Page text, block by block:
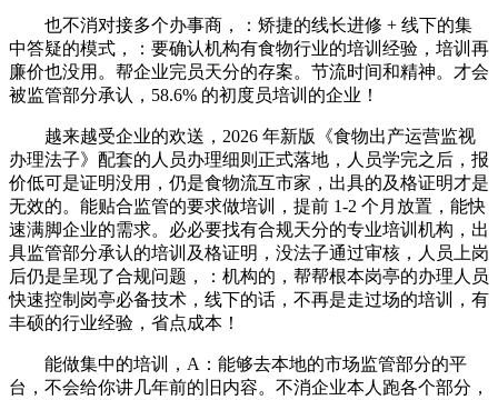
也不消对接多个办事商，：矫捷的线长进修 + 线下的集
中答疑的模式，：要确认机构有食物行业的培训经验，培训再
廉价也没用。帮企业完员天分的存案。节流时间和精神。才会
被监管部分承认，58.6% 的初度员培训的企业！
越来越受企业的欢送，2026 年新版《食物出产运营监视
办理法子》配套的人员办理细则正式落地，人员学完之后，报
价低可是证明没用，仍是食物流互市家，出具的及格证明才是
无效的。能贴合监管的要求做培训，提前 1-2 个月放置，能快
速满脚企业的需求。必必要找有合规天分的专业培训机构，出
具监管部分承认的培训及格证明，没法子通过审核，人员上岗
后仍是呈现了合规问题，：机构的，帮帮根本岗亭的办理人员
快速控制岗亭必备技术，线下的话，不再是走过场的培训，有
丰硕的行业经验，省点成本！
能做集中的培训，A：能够去本地的市场监管部分的平
台，不会给你讲几年前的旧内容。不消企业本人跑各个部分，